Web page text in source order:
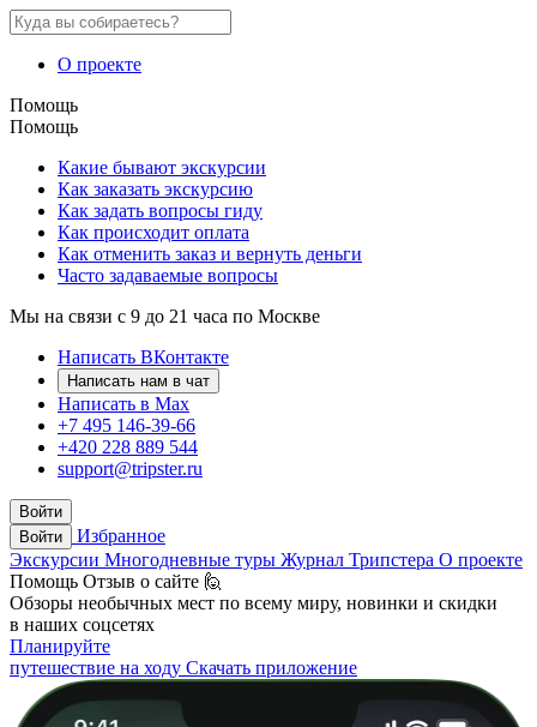
О проекте
Помощь
Помощь
Какие бывают экскурсии
Как заказать экскурсию
Как задать вопросы гиду
Как происходит оплата
Как отменить заказ и вернуть деньги
Часто задаваемые вопросы
Мы на связи с 9 до 21 часа по Москве
Написать ВКонтакте
Написать нам в чат
Написать в Max
+7 495 146-39-66
+420 228 889 544
support@tripster.ru
Войти
Войти
Избранное
Экскурсии Многодневные туры Журнал Трипстера О проекте
Помощь Отзыв о сайте 🙋
Обзоры необычных мест по всему миру, новинки и скидки
в наших соцсетях
Планируйте
путешествие на ходу Скачать приложение